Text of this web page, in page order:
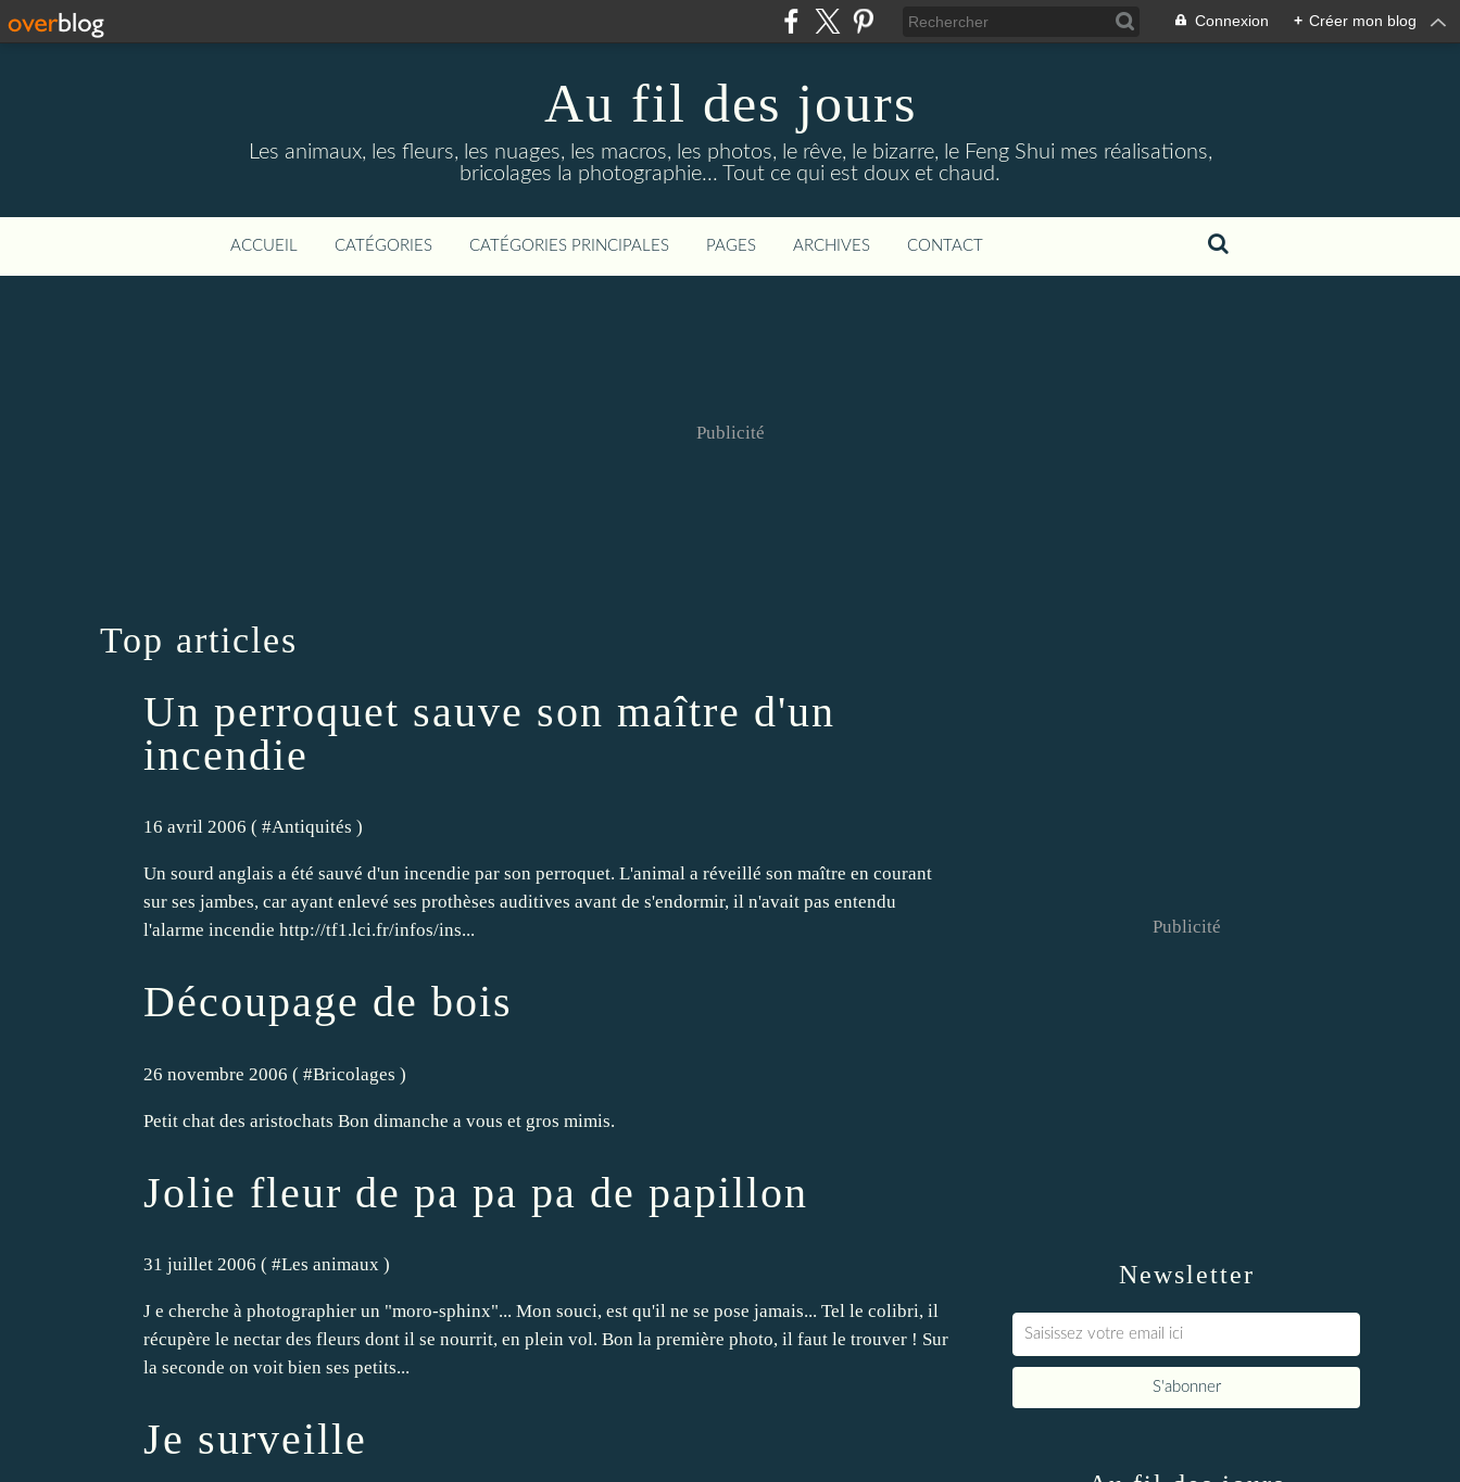
Connexion + Créer mon blog
Au fil des jours
Les animaux, les fleurs, les nuages, les macros, les photos, le rêve, le bizarre, le Feng Shui mes réalisations,
bricolages la photographie... Tout ce qui est doux et chaud.
ACCUEIL CATÉGORIES CATÉGORIES PRINCIPALES PAGES ARCHIVES CONTACT
Publicité
Top articles
Un perroquet sauve son maître d'un
incendie
16 avril 2006 ( #Antiquités )
Un sourd anglais a été sauvé d'un incendie par son perroquet. L'animal a réveillé son maître en courant
sur ses jambes, car ayant enlevé ses prothèses auditives avant de s'endormir, il n'avait pas entendu
l'alarme incendie http://tf1.lci.fr/infos/ins...
Découpage de bois
26 novembre 2006 ( #Bricolages )
Petit chat des aristochats Bon dimanche a vous et gros mimis.
Jolie fleur de pa pa pa de papillon
31 juillet 2006 ( #Les animaux )
J e cherche à photographier un "moro-sphinx"... Mon souci, est qu'il ne se pose jamais... Tel le colibri, il
récupère le nectar des fleurs dont il se nourrit, en plein vol. Bon la première photo, il faut le trouver ! Sur
la seconde on voit bien ses petits...
Je surveille
Newsletter
Publicité